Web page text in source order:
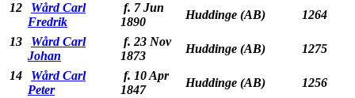
12
Wård Carl
Fredrik
f. 7 Jun
1890
Huddinge (AB)
1264
13
Wård Carl
Johan
f. 23 Nov
1873
Huddinge (AB)
1275
14
Wård Carl
Peter
f. 10 Apr
1847
Huddinge (AB)
1256